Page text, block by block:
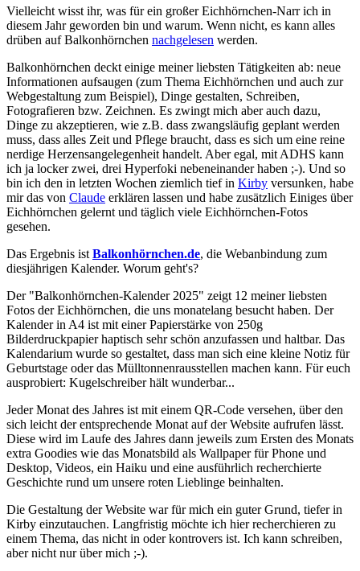
Vielleicht wisst ihr, was für ein großer Eichhörnchen-Narr ich in
diesem Jahr geworden bin und warum. Wenn nicht, es kann alles
drüben auf Balkonhörnchen nachgelesen werden.
Balkonhörnchen deckt einige meiner liebsten Tätigkeiten ab: neue
Informationen aufsaugen (zum Thema Eichhörnchen und auch zur
Webgestaltung zum Beispiel), Dinge gestalten, Schreiben,
Fotografieren bzw. Zeichnen. Es zwingt mich aber auch dazu,
Dinge zu akzeptieren, wie z.B. dass zwangsläufig geplant werden
muss, dass alles Zeit und Pflege braucht, dass es sich um eine reine
nerdige Herzensangelegenheit handelt. Aber egal, mit ADHS kann
ich ja locker zwei, drei Hyperfoki nebeneinander haben ;-). Und so
bin ich den in letzten Wochen ziemlich tief in Kirby versunken, habe
mir das von Claude erklären lassen und habe zusätzlich Einiges über
Eichhörnchen gelernt und täglich viele Eichhörnchen-Fotos
gesehen.
Das Ergebnis ist Balkonhörnchen.de, die Webanbindung zum
diesjährigen Kalender. Worum geht's?
Der "Balkonhörnchen-Kalender 2025" zeigt 12 meiner liebsten
Fotos der Eichhörnchen, die uns monatelang besucht haben. Der
Kalender in A4 ist mit einer Papierstärke von 250g
Bilderdruckpapier haptisch sehr schön anzufassen und haltbar. Das
Kalendarium wurde so gestaltet, dass man sich eine kleine Notiz für
Geburtstage oder das Mülltonnenrausstellen machen kann. Für euch
ausprobiert: Kugelschreiber hält wunderbar...
Jeder Monat des Jahres ist mit einem QR-Code versehen, über den
sich leicht der entsprechende Monat auf der Website aufrufen lässt.
Diese wird im Laufe des Jahres dann jeweils zum Ersten des Monats
extra Goodies wie das Monatsbild als Wallpaper für Phone und
Desktop, Videos, ein Haiku und eine ausführlich recherchierte
Geschichte rund um unsere roten Lieblinge beinhalten.
Die Gestaltung der Website war für mich ein guter Grund, tiefer in
Kirby einzutauchen. Langfristig möchte ich hier recherchieren zu
einem Thema, das nicht in oder kontrovers ist. Ich kann schreiben,
aber nicht nur über mich ;-).